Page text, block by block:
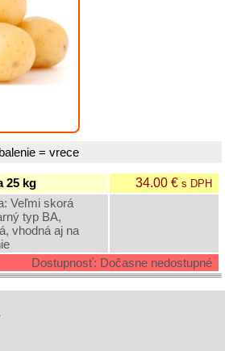
= vrece
25 kg 34.00 €s DPH
Veľmi skorá
typ BA,
vhodná aj na
Dostupnosť: Dočasne nedostupné